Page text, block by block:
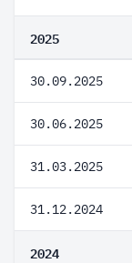
2025
30.09.2025
30.06.2025
31.03.2025
31.12.2024
2024